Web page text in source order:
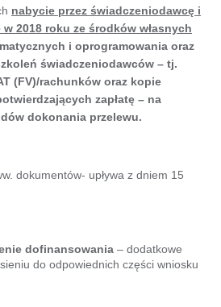
nabycie przez świadczeniodawcę i
2018 roku ze środków własnych
i oprogramowania oraz
świadczeniodawców – tj.
(FV)/rachunków oraz kopie
zapłatę – na
dokonania przelewu.
dokumentów- upływa z dniem 15
dofinansowania – dodatkowe
do odpowiednich części wniosku